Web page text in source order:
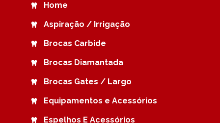
Home
Aspiração / Irrigação
Brocas Carbide
Brocas Diamantada
Brocas Gates / Largo
Equipamentos e Acessórios
Espelhos E Acessórios